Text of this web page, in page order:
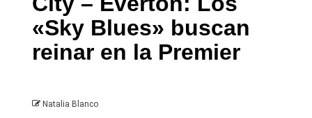
«Sky Blues» buscan
reinar en la Premier
Natalia Blanco